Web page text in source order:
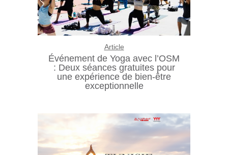
Article
Événement de Yoga avec l’OSM
: Deux séances gratuites pour
une expérience de bien-être
exceptionnelle